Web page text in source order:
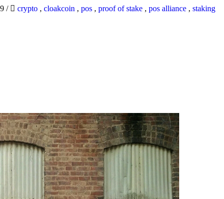
/ crypto , cloakcoin , pos , proof of stake , pos alliance , staking